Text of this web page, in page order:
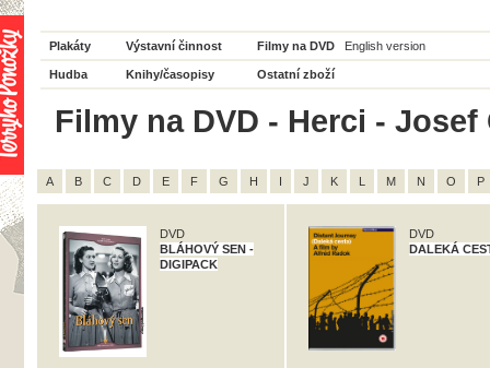
Plakáty Výstavní činnost Filmy na DVD English version
Hudba Knihy/časopisy Ostatní zboží
Filmy na DVD - Herci -
A B C D E F G H I J K L M N O P
DVD
BLÁHOVÝ SEN -
DIGIPACK
DVD
DALEKÁ